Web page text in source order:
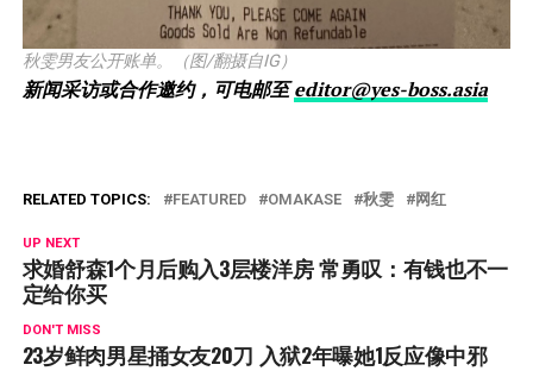
秋雯男友公开账单。（图/翻摄自IG）
新闻采访或合作邀约，可电邮至editor@yes-boss.asia
RELATED TOPICS: FEATURED OMAKASE 秋雯 网红
UP NEXT
求婚舒森1个月后购入3层楼洋房 常勇叹：有钱也不一
定给你买
DON'T MISS
23岁鲜肉男星捅女友20刀 入狱2年曝她1反应像中邪